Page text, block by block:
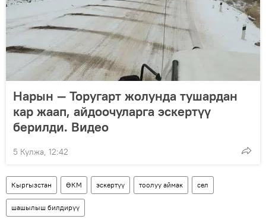
Нарын — Торугарт жолунда тушардан
кар жаап, айдоочуларга эскертүү
берилди. Видео
5 Кулжа, 12:42
Кыргызстан ӨКМ эскертүү тоолуу аймак сел
шашылыш билдирүү